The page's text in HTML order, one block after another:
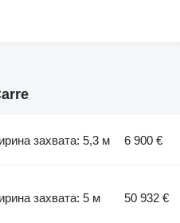
захвата: 5,3 м 6 900 €
захвата: 5 м 50 932 €